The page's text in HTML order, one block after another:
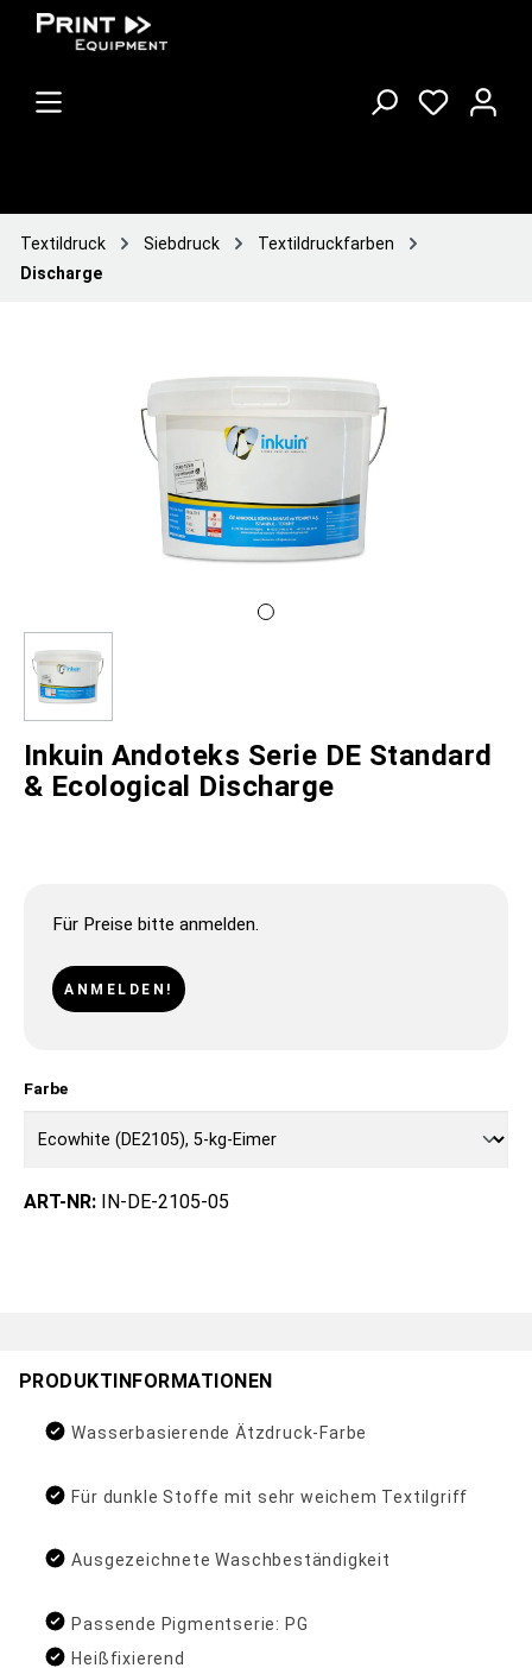
Textildruck Siebdruck
Textildruckfarben
Discharge
Inkuin Andoteks Serie DE Standard
& Ecological Discharge
Für Preise bitte anmelden.
ANMELDEN!
Farbe
ART-NR: IN-DE-2105-05
PRODUKTINFORMATIONEN
Wasserbasierende Ätzdruck-Farbe
Für dunkle Stoffe mit sehr weichem Textilgriff
Ausgezeichnete Waschbeständigkeit
Passende Pigmentserie: PG
Heißfixierend